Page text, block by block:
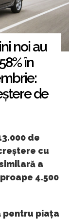
noi au
în
de
de
cu
a
4.500
pentru piața